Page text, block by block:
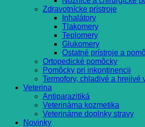
Zdravotnícke prístroje
Inhalátory
Tlakomery
Teplomery
Glukomery
Ostatné prístroje a
Ortopedické pomôcky
Pomôcky pri inkontinencii
Termofory, chladivé a hrejivé
Veterina
Antiparazitiká
Veterinárna kozmetika
Veterinárne doplnky stravy
Novinky